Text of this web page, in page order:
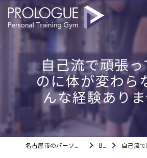
自己流で頑張
のに体が変わら
んな経験あり
BLOG 自己流で頑張っ